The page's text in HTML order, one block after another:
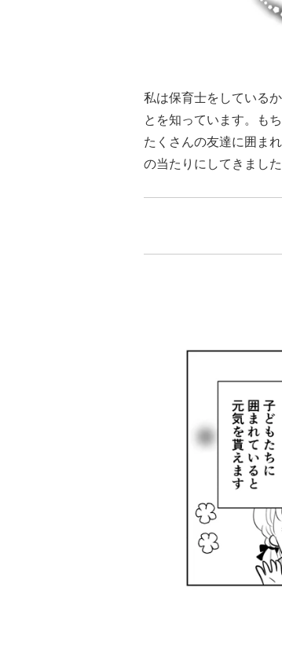
私は保育士をしている
とを知っています。も
たくさんの友達に囲ま
の当たりにしてきました